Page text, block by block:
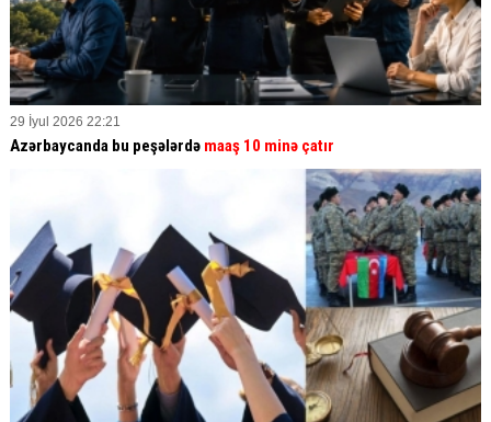
29 İyul 2026 22:21
Azərbaycanda bu peşələrdə maaş 10 minə çatır